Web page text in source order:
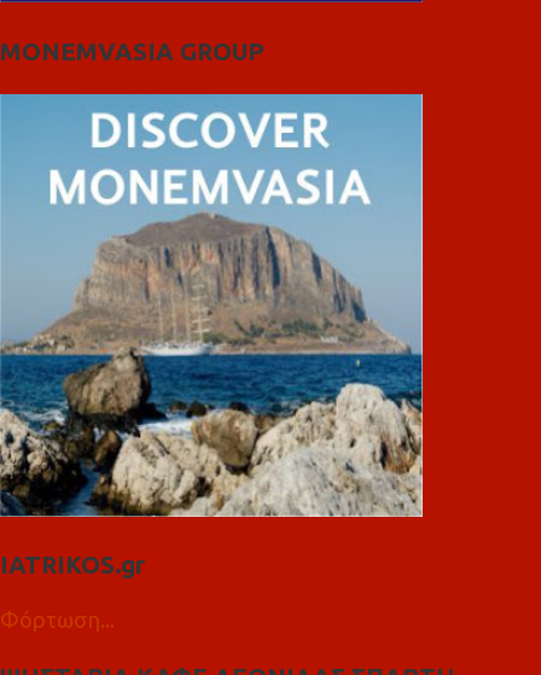
MONEMVASIA GROUP
IATRIKOS.gr
Φόρτωση...